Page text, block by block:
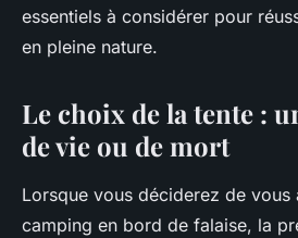
essentiels à considérer pour
en pleine nature.
Le choix de la tente :
de vie ou de mort
Lorsque vous déciderez de vous
camping en bord de falaise, la